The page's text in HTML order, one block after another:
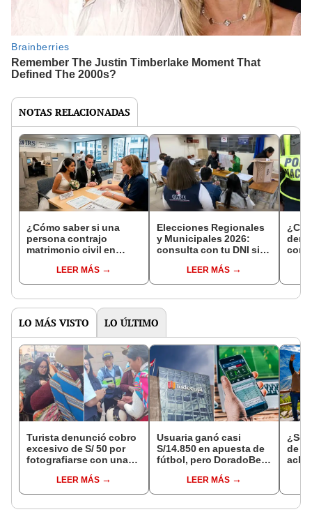
NOTAS RELACIONADAS
¿Cómo saber si una
persona contrajo
matrimonio civil en
LEER MÁS
Elecciones Regionales
y Municipales 2026:
consulta con tu DNI si
de mesa para este 4 de
octubre en el link oficial
LEER MÁS
con
LO MÁS VISTO LO ÚLTIMO
Turista denunció cobro
excesivo de S/ 50 por
fotografiarse con una
Serenazgo recuperó el
dinero
LEER MÁS
Usuaria ganó casi
S/14.850 en apuesta de
fútbol, pero DoradoBet
Indecopi multó a la
empresa con más de S/
LEER MÁS
¿Se
de